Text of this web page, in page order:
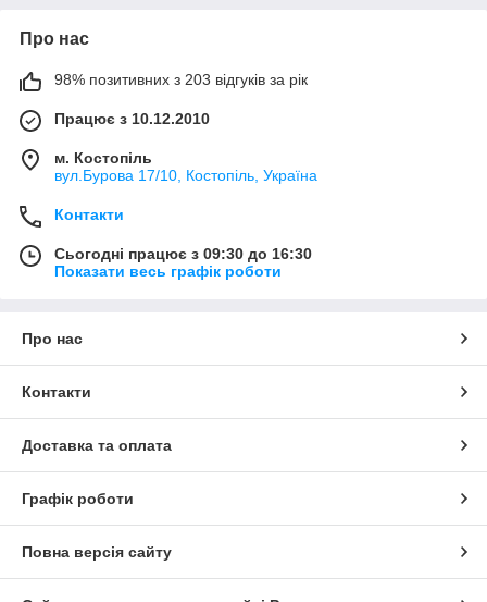
Про нас
98% позитивних з 203 відгуків за рік
Працює з 10.12.2010
м. Костопіль
вул.Бурова 17/10, Костопіль, Україна
Контакти
Сьогодні працює з 09:30 до 16:30
Показати весь графік роботи
Про нас
Контакти
Доставка та оплата
Графік роботи
Повна версія сайту